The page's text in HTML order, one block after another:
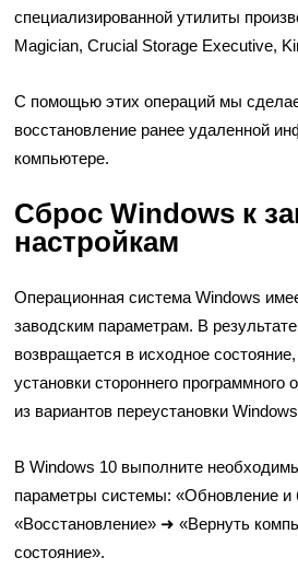
специализированной утилиты
Magician, Crucial Storage Executive,
С помощью этих операций мы
восстановление ранее удаленной
компьютере.
Сброс Windows к
настройкам
Операционная система Windows
заводским параметрам. В
возвращается в исходное
установки стороннего
из вариантов переустановки
В Windows 10 выполните
параметры системы: «Обновление и
«Восстановление» ➜ «Вернуть
состояние».